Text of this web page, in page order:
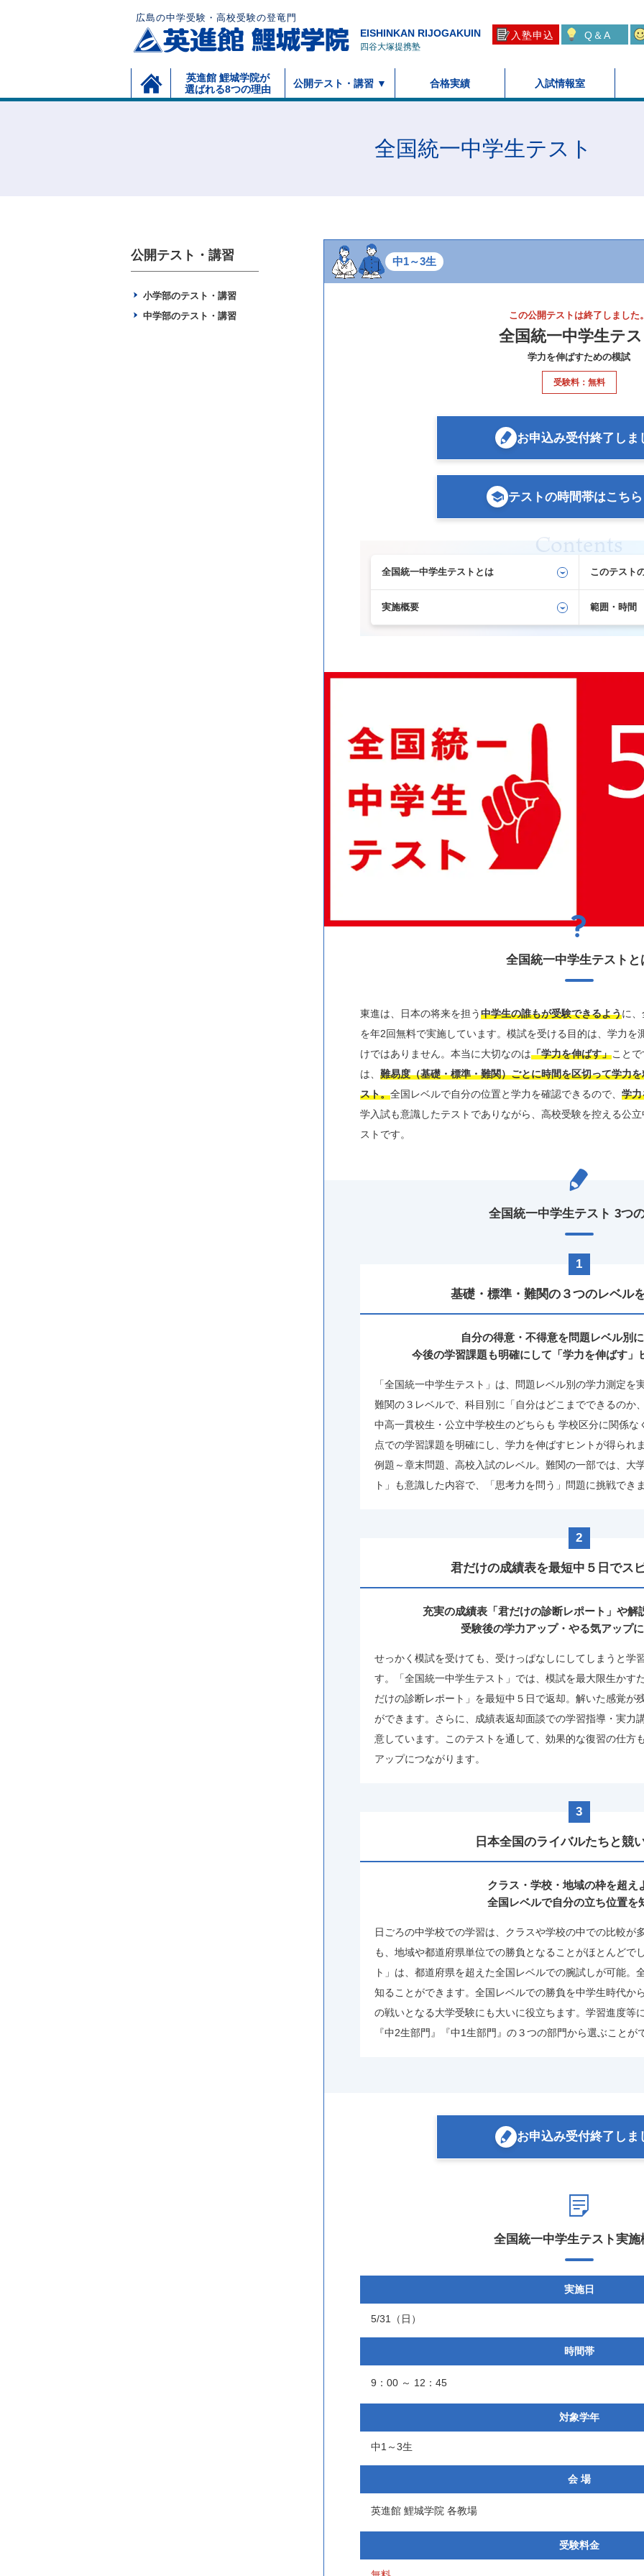
広島の中学受験・高校受験の登竜門
EISHINKAN RIJOGAKUIN
四谷大塚提携塾
英進館 鯉城学院が
選ばれる8つの理由
公開テスト・講習 ▼ 合格実績 入試情報室
入塾申込 Q＆A
全国統一中学生テスト
中1～3生
この公開テストは終了しました
全国統一中学生テ
学力を伸ばすための模試
受験料：無料
お申込み受付終了しま
テストの時間帯はこちら
Contents
全国統一中学生テストとは このテスト
実施概要 範囲・時間
全国統一中学生テストと
東進は、日本の将来を担う中学生の誰もが受験できるように、
を年2回無料で実施しています。模試を受ける目的は、学力を
けではありません。本当に大切なのは「学力を伸ばす」ことで
は、 難易度（基礎・標準・難関）ごとに時間を区切って学力
スト。全国レベルで自分の位置と学力を確認できるので、 学力
学入試も意識したテストでありながら、高校受験を控える公
ストです。
全国統一中学生テスト 3つ
1
基礎・標準・難関の ３つのレベル
自分の得意・不得意を問題レベル別
今後の学習課題も明確にして 「学⼒を伸ばす
「全国統一中学生テスト」は、問題レベル別の学力測定を
難関の３レベルで、科目別に「自分はどこまでできるのか
中⾼⼀貫校⽣・公⽴中学校⽣のどちらも 学校区分に関係な
点での学習課題を明確にし、学⼒を伸ばすヒントが得られ
例題～章末問題、高校入試のレベル。難関の一部では、大
ト」も意識した内容で、「思考力を問う」問題に挑戦でき
2
君だけの成績表を最短中５⽇でス
充実の成績表「君だけの診断レポート」や解
受験後の学力アップ・やる気アップ
せっかく模試を受けても、受けっぱなしにしてしまうと学
す。「全国統一中学生テスト」では、模試を最大限生かす
だけの診断レポート」を最短中５日で返却。解いた感覚が
ができます。さらに、成績表返却面談での学習指導・実力
意しています。このテストを通して、効果的な復習の仕方
アップにつながります。
3
⽇本全国のライバルたちと競
クラス・学校・地域の枠を超え
全国レベルで自分の立ち位置を
日ごろの中学校での学習は、クラスや学校の中での比較が
も、地域や都道府県単位での勝負となることがほとんどで
ト」は、都道府県を超えた全国レベルでの腕試しが可能。
知ることができます。全国レベルでの勝負を中学生時代か
の戦いとなる大学受験にも大いに役立ちます。学習進度等
『中2生部門』『中1生部門』の３つの部門から選ぶことが
お申込み受付終了しま
全国統一中学生テスト実施
実施日
5/31（日）
時間帯
9：00 ～ 12：45
対象学年
中1～3生
会 場
英進館 鯉城学院 各教場
受験料金
公開テスト・講習
小学部のテスト・講習
中学部のテスト・講習